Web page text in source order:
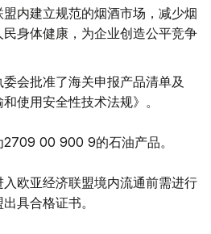
内建立规范的烟酒市场，减少烟
身体健康，为企业创造公平竞争
会批准了海关申报产品清单及
使用安全性技术法规》。
00 900 9的石油产品。
欧亚经济联盟境内流通前需进行
具合格证书。